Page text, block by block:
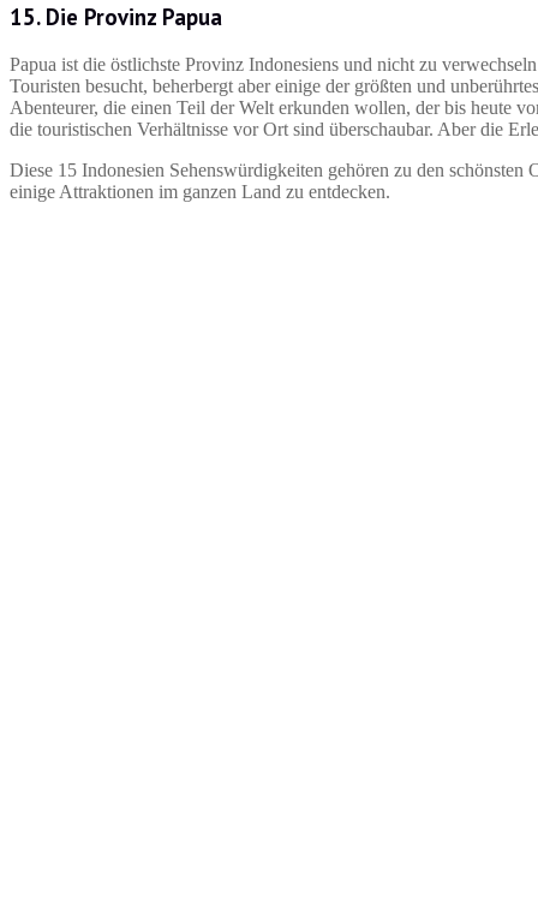
15. Die Provinz Papua
Papua ist die östlichste Provinz Indonesiens und nicht zu
Touristen besucht, beherbergt aber einige der größten und
Abenteurer, die einen Teil der Welt erkunden wollen, der bis heute
die touristischen Verhältnisse vor Ort sind überschaubar. Aber die
Diese 15 Indonesien Sehenswürdigkeiten gehören zu den schönsten
einige Attraktionen im ganzen Land zu entdecken.